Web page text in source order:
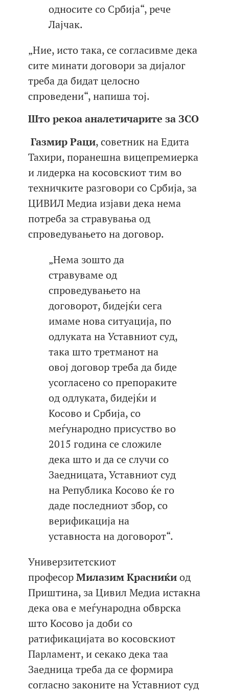
односите со Србија“, рече
Лајчак.
„Ние, исто така, се согласивме дека
сите минати договори за дијалог
треба да бидат целосно
спроведени“, напиша тој.
Што рекоа аналетичарите за ЗСО
Газмир Раци, советник на Едита
Тахири, поранешна вицепремиерка
и лидерка на косовскиот тим во
техничките разговори со Србија, за
ЦИВИЛ Медиа изјави дека нема
потреба за стравувања од
спроведувањето на договор.
„Нема зошто да
стравуваме од
спроведувањето на
договорот, бидејќи сега
имаме нова ситуација, по
одлуката на Уставниот суд,
така што третманот на
овој договор треба да биде
усогласено со препораките
од одлуката, бидејќи и
Косово и Србија, со
меѓународно присуство во
2015 година се сложиле
дека што и да се случи со
Заедницата, Уставниот суд
на Република Косово ќе го
даде последниот збор, со
верификација на
уставноста на договорот“.
Универзитетскиот
професорМилазим Красниќиод
Приштина, за Цивил Медиа истакна
дека ова е меѓународна обврска
што Косово ја доби со
ратификацијата во косовскиот
Парламент, и секако дека таа
Заедница треба да се формира
согласно законите на Уставниот суд